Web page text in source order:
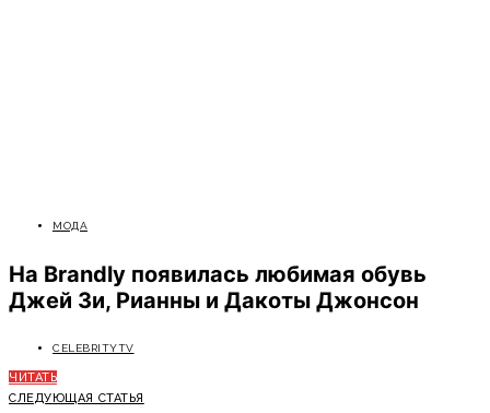
МОДА
На Brandly появилась любимая обувь
Джей Зи, Рианны и Дакоты Джонсон
CELEBRITYTV
ЧИТАТЬ
СЛЕДУЮЩАЯ СТАТЬЯ